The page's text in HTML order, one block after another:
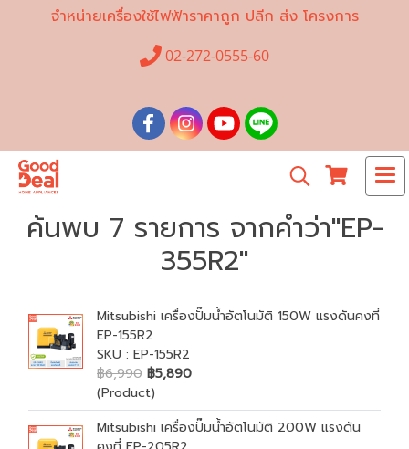
จำหน่ายเครื่องใช้ไฟฟ้าราคาถูก ปลีก ส่ง โครงการ
02-272-0555-60
ค้นพบ 7 รายการ จากคำว่า"EP-
355R2"
Mitsubishi เครื่องปั๊มน้ำอัตโนมัติ 150W แรงดันคงที่
EP-155R2
SKU : EP-155R2
฿6,990 ฿5,890
(Product)
Mitsubishi เครื่องปั๊มน้ำอัตโนมัติ 200W แรงดัน